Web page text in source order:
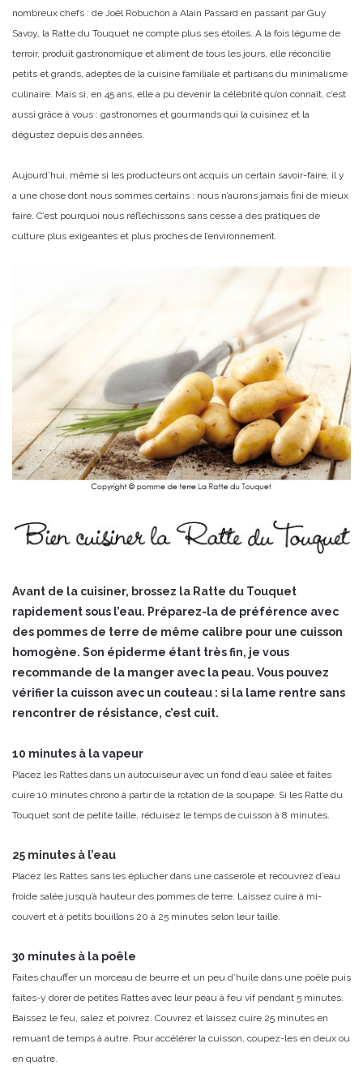
nombreux chefs : de Joël Robuchon à Alain Passard en passant par Guy
Savoy, la Ratte du Touquet ne compte plus ses étoiles. A la fois légume de
terroir, produit gastronomique et aliment de tous les jours, elle réconcilie
petits et grands, adeptes de la cuisine familiale et partisans du minimalisme
culinaire. Mais si, en 45 ans, elle a pu devenir la célébrité qu’on connaît, c’est
aussi grâce à vous : gastronomes et gourmands qui la cuisinez et la
dégustez depuis des années.
Aujourd’hui, même si les producteurs ont acquis un certain savoir-faire, il y
a une chose dont nous sommes certains : nous n’aurons jamais fini de mieux
faire. C’est pourquoi nous réfléchissons sans cesse à des pratiques de
culture plus exigeantes et plus proches de l’environnement.
Avant de la cuisiner, brossez la Ratte du Touquet
rapidement sous l’eau. Préparez-la de préférence avec
des pommes de terre de même calibre pour une cuisson
homogène. Son épiderme étant très fin, je vous
recommande de la manger avec la peau. Vous pouvez
vérifier la cuisson avec un couteau : si la lame rentre sans
rencontrer de résistance, c’est cuit.
10 minutes à la vapeur
Placez les Rattes dans un autocuiseur avec un fond d’eau salée et faites
cuire 10 minutes chrono à partir de la rotation de la soupape. Si les Ratte du
Touquet sont de petite taille, réduisez le temps de cuisson à 8 minutes.
25 minutes à l’eau
Placez les Rattes sans les éplucher dans une casserole et recouvrez d’eau
froide salée jusqu’à hauteur des pommes de terre. Laissez cuire à mi-
couvert et à petits bouillons 20 à 25 minutes selon leur taille.
30 minutes à la poêle
Faites chauffer un morceau de beurre et un peu d’huile dans une poêle puis
faites-y dorer de petites Rattes avec leur peau à feu vif pendant 5 minutes.
Baissez le feu, salez et poivrez. Couvrez et laissez cuire 25 minutes en
remuant de temps à autre. Pour accélérer la cuisson, coupez-les en deux ou
en quatre.